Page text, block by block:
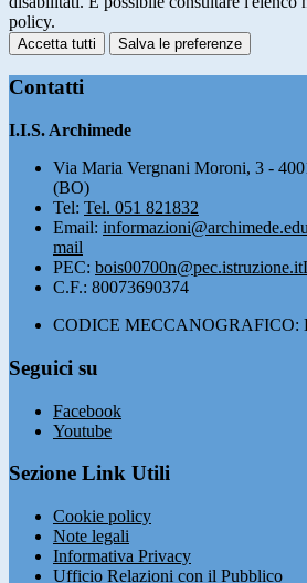
policy.
Accetta tutti Salva le preferenze
Contatti
I.I.S. Archimede
Via Maria Vergnani Moroni, 3 -
(BO)
Tel: Tel. 051 821832
Email:
mail
PEC: bois00700n@pec.istruzione.it
C.F.: 80073690374
CODICE MECCANOGRAFICO:
Seguici su
Facebook
Youtube
Sezione Link Utili
Cookie policy
Note legali
Informativa Privacy
Ufficio Relazioni con il Pubblico